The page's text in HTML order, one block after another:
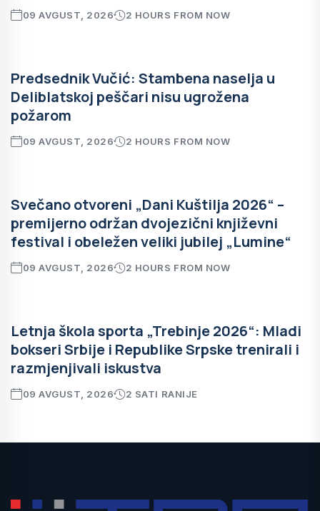
09 AVGUST, 2026 2 HOURS FROM NOW
Predsednik Vučić: Stambena naselja u
Deliblatskoj peščari nisu ugrožena
požarom
09 AVGUST, 2026 2 HOURS FROM NOW
Svečano otvoreni „Dani Kuštilja 2026“ –
premijerno održan dvojezični književni
festival i obeležen veliki jubilej „Lumine“
09 AVGUST, 2026 2 HOURS FROM NOW
Letnja škola sporta „Trebinje 2026“: Mladi
bokseri Srbije i Republike Srpske trenirali i
razmjenjivali iskustva
09 AVGUST, 2026 2 SATI RANIJE